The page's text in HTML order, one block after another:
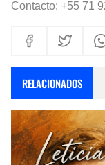
Contacto: +55 71
RELACIONADOS